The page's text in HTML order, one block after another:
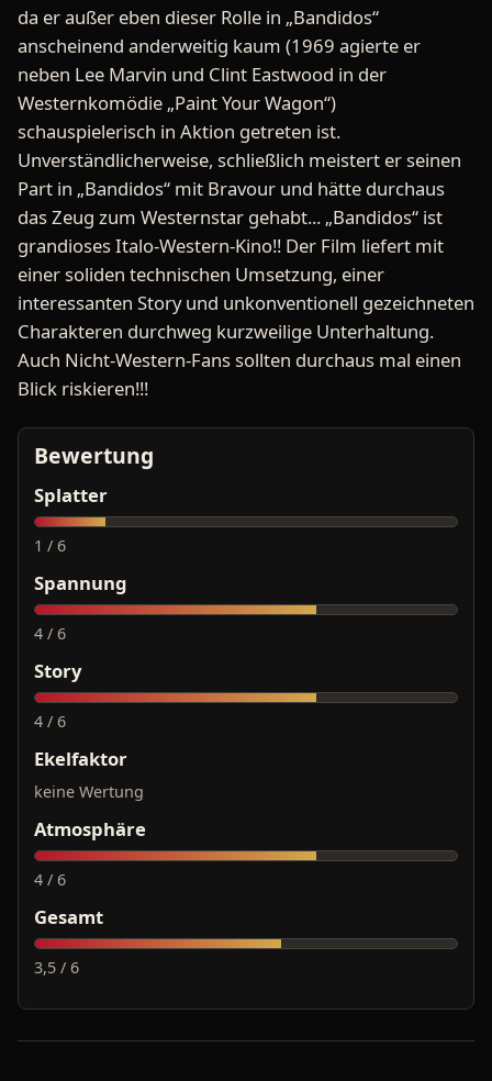
da er außer eben dieser Rolle in „Bandidos“
anscheinend anderweitig kaum (1969 agierte er
neben Lee Marvin und Clint Eastwood in der
Westernkomödie „Paint Your Wagon“)
schauspielerisch in Aktion getreten ist.
Unverständlicherweise, schließlich meistert er seinen
Part in „Bandidos“ mit Bravour und hätte durchaus
das Zeug zum Westernstar gehabt... „Bandidos“ ist
grandioses Italo-Western-Kino!! Der Film liefert mit
einer soliden technischen Umsetzung, einer
interessanten Story und unkonventionell gezeichneten
Charakteren durchweg kurzweilige Unterhaltung.
Auch Nicht-Western-Fans sollten durchaus mal einen
Blick riskieren!!!
Bewertung
Splatter
1 / 6
Spannung
4 / 6
Story
4 / 6
Ekelfaktor
keine Wertung
Atmosphäre
4 / 6
Gesamt
3,5 / 6